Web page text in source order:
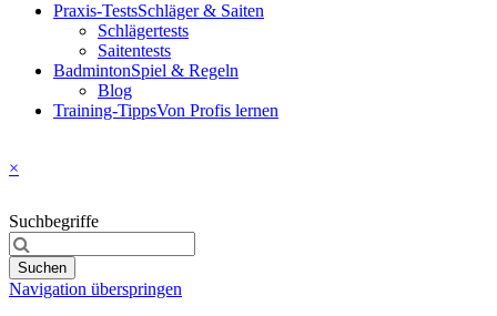
Praxis-TestsSchläger & Saiten
Schlägertests
Saitentests
BadmintonSpiel & Regeln
Blog
Training-TippsVon Profis lernen
×
Suchbegriffe
Suchen
Navigation überspringen